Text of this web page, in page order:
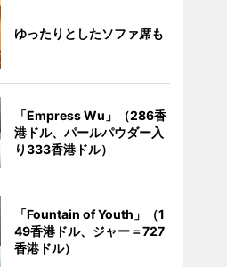
ゆったりとしたソファ席も
「Empress Wu」（286香
港ドル、パールパウダー入
り333香港ドル）
「Fountain of Youth」（1
49香港ドル、ジャー＝727
香港ドル）